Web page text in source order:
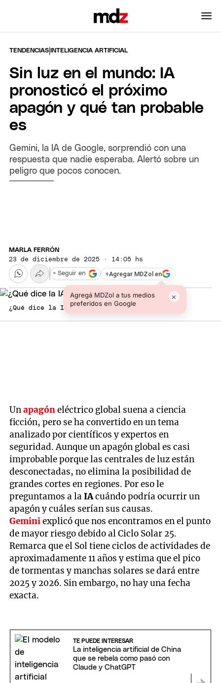
TENDENCIAS | INTELIGENCIA ARTIFICIAL
Sin luz en el mundo: IA
pronosticó el próximo
apagón y qué tan probable
es
Gemini, la IA de Google, sorprendió con una
respuesta que nadie esperaba. Alertó sobre un
peligro que pocos conocen.
MARLA FERRÓN
23 de diciembre de 2025 · 14:05 hs
+Agregar MDZol en
Agregá MDZol a tus medios
preferidos en Google
×
+ Seguir en
¿Qué dice la IA? : Freepik
Unapagóneléctrico global suena a ciencia
ficción, pero se ha convertido en un tema
analizado por científicos y expertos en
seguridad. Aunque un apagón global es casi
improbable porque las centrales de luz están
desconectadas, no elimina la posibilidad de
grandes cortes en regiones. Por eso le
preguntamos a laIAcuándo podría ocurrir un
apagón y cuáles serían sus causas.
Geminiexplicó que nos encontramos en el punto
de mayor riesgo debido al Ciclo Solar 25.
Remarca que el Sol tiene ciclos de actividades de
aproximadamente 11 años y estima que el pico
de tormentas y manchas solares se dará entre
2025 y 2026. Sin embargo, no hay una fecha
exacta.
TE PUEDE INTERESAR
La inteligencia artificial de China
que se rebela como pasó con
Claude y ChatGPT